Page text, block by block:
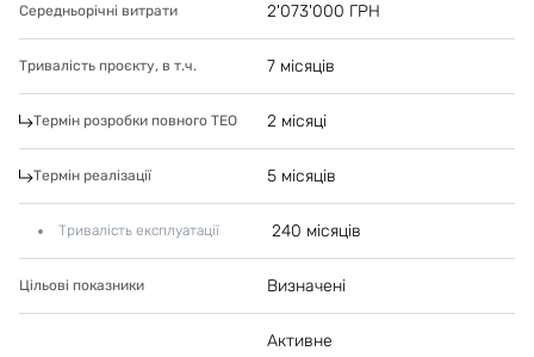
Середньорічні витрати 2'073'000 ГРН
Тривалість проєкту, в т.ч. 7 місяців
Термін розробки повного ТЕО 2 місяці
Термін реалізації 5 місяців
Тривалість експлуатації 240 місяців
Цільові показники Визначені
Активне